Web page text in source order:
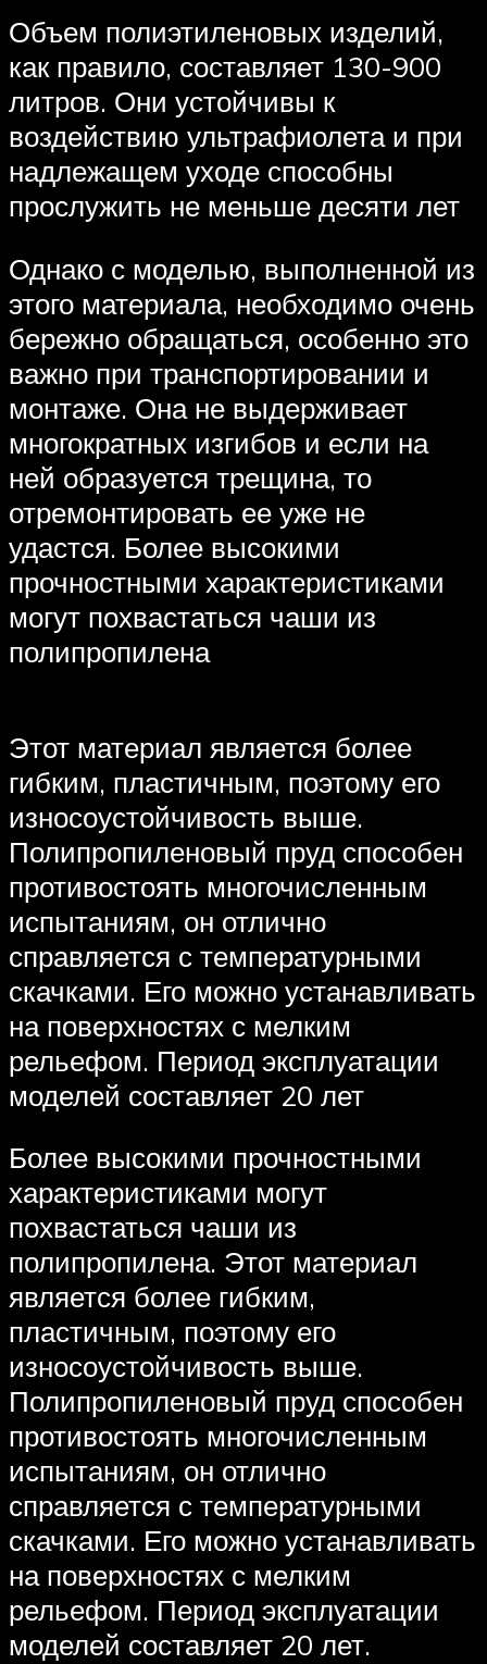
Объем полиэтиленовых изделий,
как правило, составляет 130-900
литров. Они устойчивы к
воздействию ультрафиолета и при
надлежащем уходе способны
прослужить не меньше десяти лет
Однако с моделью, выполненной из
этого материала, необходимо очень
бережно обращаться, особенно это
важно при транспортировании и
монтаже. Она не выдерживает
многократных изгибов и если на
ней образуется трещина, то
отремонтировать ее уже не
удастся. Более высокими
прочностными характеристиками
могут похвастаться чаши из
полипропилена
Этот материал является более
гибким, пластичным, поэтому его
износоустойчивость выше.
Полипропиленовый пруд способен
противостоять многочисленным
испытаниям, он отлично
справляется с температурными
скачками. Его можно устанавливать
на поверхностях с мелким
рельефом. Период эксплуатации
моделей составляет 20 лет
Более высокими прочностными
характеристиками могут
похвастаться чаши из
полипропилена. Этот материал
является более гибким,
пластичным, поэтому его
износоустойчивость выше.
Полипропиленовый пруд способен
противостоять многочисленным
испытаниям, он отлично
справляется с температурными
скачками. Его можно устанавливать
на поверхностях с мелким
рельефом. Период эксплуатации
моделей составляет 20 лет.